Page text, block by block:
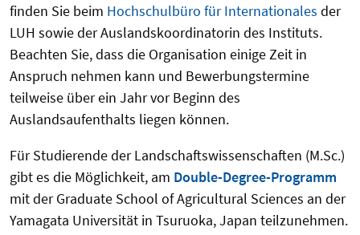
finden Sie beim Hochschulbüro für Internationales der
LUH sowie der Auslandskoordinatorin des Instituts.
Beachten Sie, dass die Organisation einige Zeit in
Anspruch nehmen kann und Bewerbungstermine
teilweise über ein Jahr vor Beginn des
Auslandsaufenthalts liegen können.
Für Studierende der Landschaftswissenschaften (M.Sc.)
gibt es die Möglichkeit, am Double-Degree-Programm
mit der Graduate School of Agricultural Sciences an der
Yamagata Universität in Tsuruoka, Japan teilzunehmen.